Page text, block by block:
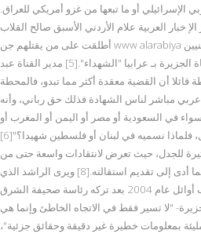
الإسرائيلي أو ما تبعها من غزو أمريكي للعراق.
الإ خبار العربية علام الأردني الأسبق صالح القلاب
أطلقت على من يقتلهم جن www alarabiya ود الاحتلال الإسرائيلي من الفلسطينيين
بـ"القتلى" في حين كانت تصفهم قناة الجزيرة بـ عرابيا "الشهداء".[5] مدير القناة عبد
أن القضية معقدة أكثر مما تبدو، فالمحطة
مباشر لناس الشهادة فذلك حق رباني، وأنه
سواء في السعودية أو مصر أو اليمن أو المغرب أو
غيرها، نقول عنه ق شاهد العرب تيل، فلماذا نسميه في لبنان أو فلسطين شهيدا؟"[6]
للجدل، حيث تعرض لانتقادات واسعة حتى من
داخل السعودية[7] لخطه التحريري مما أدى إلى تقديم استقالته.[8] ويرى الراشد الذي
تم تعيينه كمدير للقناة بعد القلاب أوائل عام 2004 بعد تركه رئاسة صحيفة الشرق
"لا تسير فقط في الاتجاه الخاطئ وإنما هي
بمعلومات خطيرة غير دقيقة وحقائق جزئية"،